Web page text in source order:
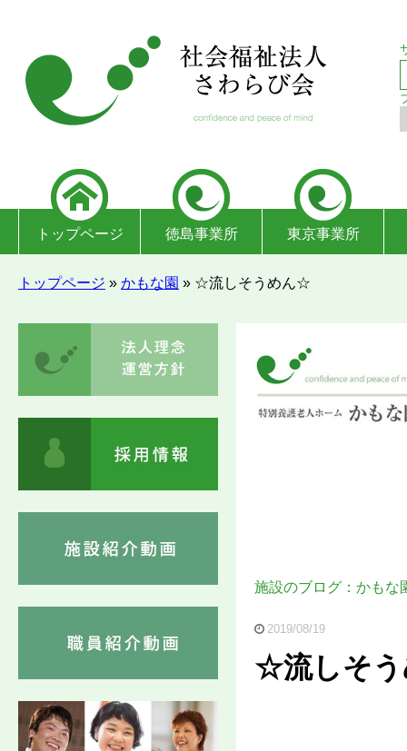
トップページ 徳島事業所 東京事業所
トップページ » かもな園 » ☆流しそうめん☆
施設のブログ：かもな
2019/08/19
☆流しそ